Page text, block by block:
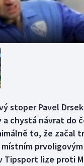
stoper Pavel
a chystá návrat do
to, že začal
Tipsport lize proti